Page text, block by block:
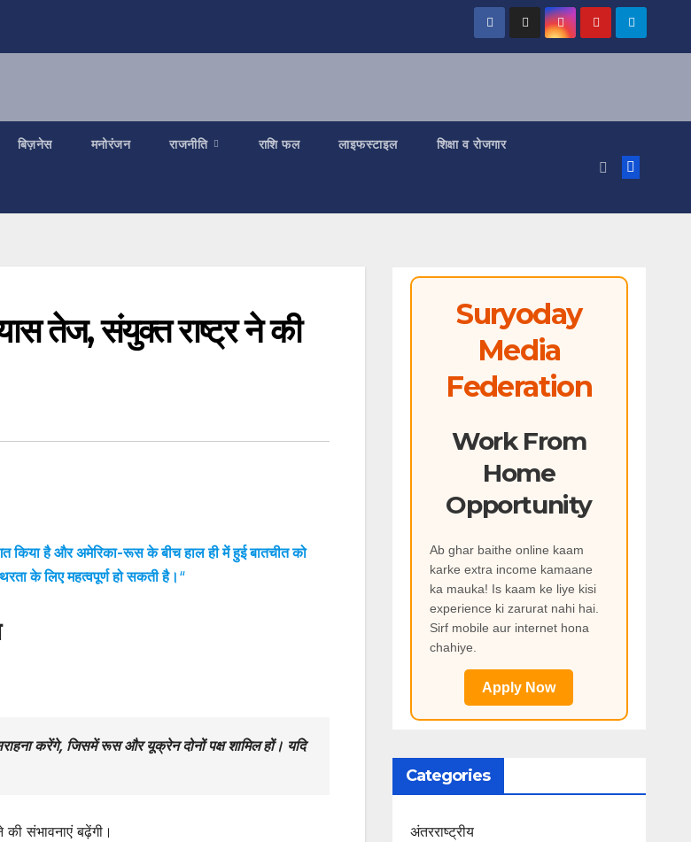
बिज़नेस मनोरंजन राजनीति राशि फल लाइफस्टाइल शिक्षा व रोजगार
तेज, संयुक्त राष्ट्र ने की
किया है और अमेरिका-रूस के बीच हाल ही में हुई बातचीत को
के लिए महत्वपूर्ण हो सकती है। “
करेंगे, जिसमें रूस और यूक्रेन दोनों पक्ष शामिल हों। यदि
संभावनाएं बढ़ेंगी।
Suryoday
Media
Federation
Work From
Home
Opportunity
Ab ghar baithe online kaam
karke extra income kamaane
ka mauka! Is kaam ke liye kisi
experience ki zarurat nahi hai.
Sirf mobile aur internet hona
chahiye.
Apply Now
Categories
अंतरराष्ट्रीय